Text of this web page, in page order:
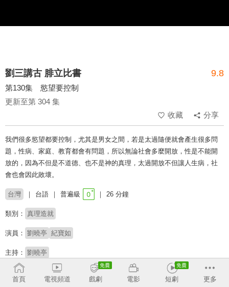
劉三講古 腓立比書 9.8
第130集 慾望要控制
更新至第 304 集
收藏
分享
我們很多慾望都要控制，尤其是男女之間，若是太過隨便就會產生很多問
題，性病、家庭、教育都會有問題，所以無論社會多麼開放，性是不能開
放的，因為不但是不道德、也不是神的真理，太過開放不但讓人生病，社
會也會因此敗壞。
台灣 台語 普遍級 26 分鐘
類別： 真理造就
演員： 劉曉亭 紀寶如
主持： 劉曉亭
首頁 電視頻道 戲劇 電影 短劇 更多